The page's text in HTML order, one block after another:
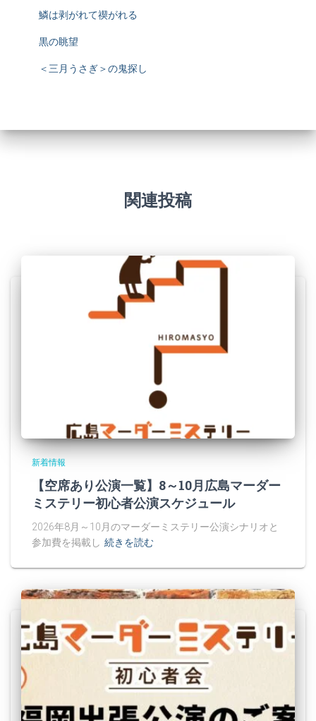
鱗は剥がれて禊がれる
黒の眺望
＜三月うさぎ＞の鬼探し
関連投稿
新着情報
【空席あり公演一覧】8～10月広島マーダー
ミステリー初心者公演スケジュール
2026年8月～10月のマーダーミステリー公演シナリオと
参加費を掲載し 続きを読む